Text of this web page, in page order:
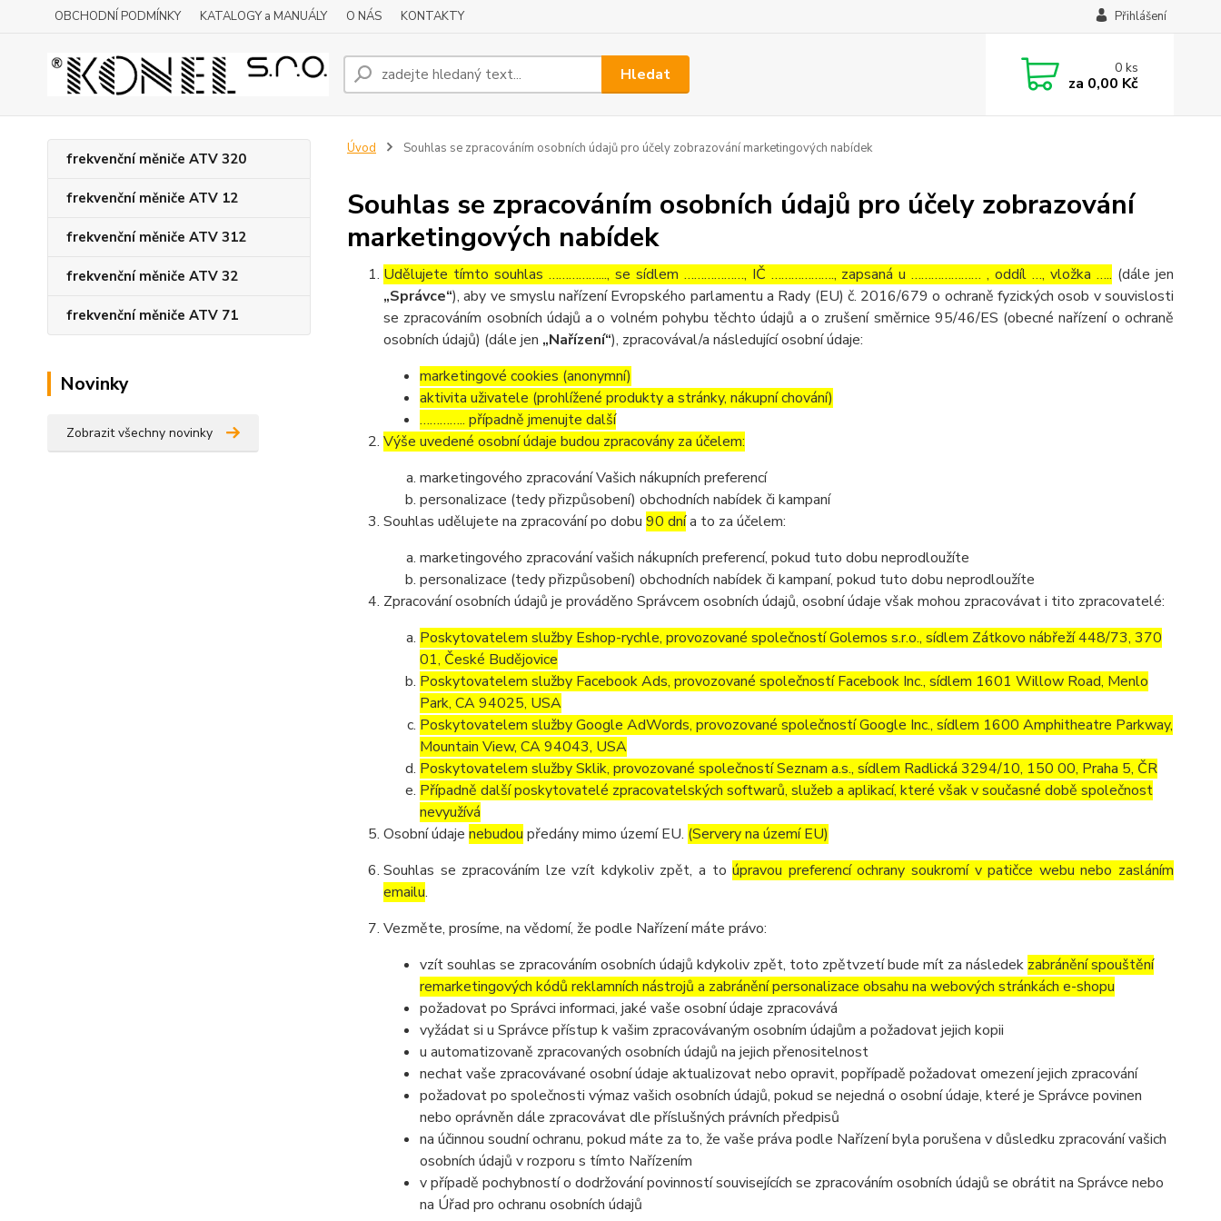
OBCHODNÍ PODMÍNKY KATALOGY a MANUÁLY O NÁS KONTAKTY Přihlášení
Hledat 0ks
za 0,00 Kč
frekvenční měniče ATV 320
frekvenční měniče ATV 12
frekvenční měniče ATV 312
frekvenční měniče ATV 32
frekvenční měniče ATV 71
Novinky
Zobrazit všechny novinky
Úvod Souhlas se zpracováním osobních údajů pro účely zobrazování marketingových nabídek
Souhlas se zpracováním osobních údajů pro účely zobrazování
marketingových nabídek
Udělujete tímto souhlas ……………..., se sídlem ………………, IČ ………………., zapsaná u ………………… , oddíl …, vložka ….. (dále jen
„Správce“), aby ve smyslu nařízení Evropského parlamentu a Rady (EU) č. 2016/679 o ochraně fyzických osob v souvislosti
se zpracováním osobních údajů a o volném pohybu těchto údajů a o zrušení směrnice 95/46/ES (obecné nařízení o ochraně
osobních údajů) (dále jen „Nařízení“), zpracovával/a následující osobní údaje:
marketingové cookies (anonymní)
aktivita uživatele (prohlížené produkty a stránky, nákupní chování)
………….. případně jmenujte další
Výše uvedené osobní údaje budou zpracovány za účelem:
marketingového zpracování Vašich nákupních preferencí
personalizace (tedy přizpůsobení) obchodních nabídek či kampaní
Souhlas udělujete na zpracování po dobu 90 dnía to za účelem:
marketingového zpracování vašich nákupních preferencí, pokud tuto dobu neprodloužíte
personalizace (tedy přizpůsobení) obchodních nabídek či kampaní, pokud tuto dobu neprodloužíte
Zpracování osobních údajů je prováděno Správcem osobních údajů, osobní údaje však mohou zpracovávat i tito zpracovatelé:
Poskytovatelem služby Eshop-rychle, provozované společností Golemos s.r.o., sídlem Zátkovo nábřeží 448/73, 370
01, České Budějovice
Poskytovatelem služby Facebook Ads, provozované společností Facebook Inc., sídlem 1601 Willow Road, Menlo
Park, CA 94025, USA
Poskytovatelem služby Google AdWords, provozované společností Google Inc., sídlem 1600 Amphitheatre Parkway,
Mountain View, CA 94043, USA
Poskytovatelem služby Sklik, provozované společností Seznam a.s., sídlem Radlická 3294/10, 150 00, Praha 5, ČR
Případně další poskytovatelé zpracovatelských softwarů, služeb a aplikací, které však v současné době společnost
nevyužívá
Osobní údaje nebudou předány mimo území EU. (Servery na území EU)
Souhlas se zpracováním lze vzít kdykoliv zpět, a toúpravou preferencí ochrany soukromí v patičce webu nebo zasláním
emailu.
Vezměte, prosíme, na vědomí, že podle Nařízení máte právo:
vzít souhlas se zpracováním osobních údajů kdykoliv zpět, toto zpětvzetí bude mít za následek zabránění spouštění
remarketingových kódů reklamních nástrojů a zabránění personalizace obsahu na webových stránkách e-shopu
požadovat po Správci informaci, jaké vaše osobní údaje zpracovává
vyžádat si u Správce přístup k vašim zpracovávaným osobním údajům a požadovat jejich kopii
u automatizovaně zpracovaných osobních údajů na jejich přenositelnost
nechat vaše zpracovávané osobní údaje aktualizovat nebo opravit, popřípadě požadovat omezení jejich zpracování
požadovat po společnosti výmaz vašich osobních údajů, pokud se nejedná o osobní údaje, které je Správce povinen
nebo oprávněn dále zpracovávat dle příslušných právních předpisů
na účinnou soudní ochranu, pokud máte za to, že vaše práva podle Nařízení byla porušena v důsledku zpracování vašich
osobních údajů v rozporu s tímto Nařízením
v případě pochybností o dodržování povinností souvisejících se zpracováním osobních údajů se obrátit na Správce nebo
na Úřad pro ochranu osobních údajů